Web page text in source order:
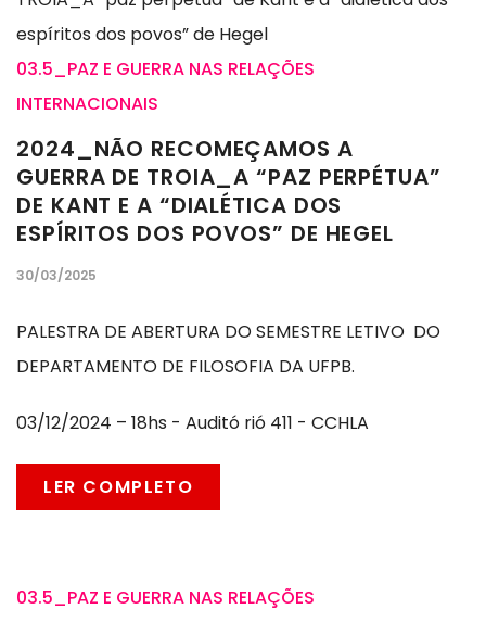
03.5_PAZ E GUERRA NAS RELAÇÕES
INTERNACIONAIS
2024_NÃO RECOMEÇAMOS A
GUERRA DE TROIA_A “PAZ PERPÉTUA”
DE KANT E A “DIALÉTICA DOS
ESPÍRITOS DOS POVOS” DE HEGEL
30/03/2025
PALESTRA DE ABERTURA DO SEMESTRE LETIVO DO
DEPARTAMENTO DE FILOSOFIA DA UFPB.
03/12/2024 – 18hs - Auditó rió 411 - CCHLA
LER COMPLETO
03.5_PAZ E GUERRA NAS RELAÇÕES